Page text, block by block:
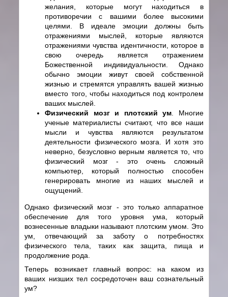
желания, которые могут находиться в
противоречии с вашими более высокими
целями. В идеале эмоции должны быть
отражениями мыслей, которые являются
отражениями чувства идентичности, которое в
свою очередь является отражением
Божественной индивидуальности. Однако
обычно эмоции живут своей собственной
жизнью и стремятся управлять вашей жизнью
вместо того, чтобы находиться под контролем
ваших мыслей.
Физический мозг и плотский ум . Многие
ученые материалисты считают, что все наши
мысли и чувства являются результатом
деятельности физического мозга. И хотя это
неверно, безусловно верным является то, что
физический мозг - это очень сложный
компьютер, который полностью способен
генерировать многие из наших мыслей и
ощущений.
Однако физический мозг - это только аппаратное
обеспечение для того уровня ума, который
вознесенные владыки называют плотским умом. Это
ум, отвечающий за заботу о потребностях
физического тела, таких как защита, пища и
продолжение рода.
Теперь возникает главный вопрос: на каком из
ваших низших тел сосредоточен ваш сознательный
ум?